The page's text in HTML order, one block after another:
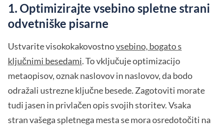
1. Optimizirajte vsebino spletne strani
odvetniške pisarne
Ustvarite visokokakovostnovsebino, bogato s
ključnimi besedami. To vključuje optimizacijo
metaopisov, oznak naslovov in naslovov, da bodo
odražali ustrezne ključne besede. Zagotoviti morate
tudi jasen in privlačen opis svojih storitev. Vsaka
stran vašega spletnega mesta se mora osredotočiti na